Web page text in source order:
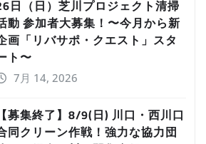
日（日）芝川プロジェクト清掃
動 参加者大募集！〜今月から新
画「リバサポ・クエスト」スタ
ト〜
7月 14, 2026
【募集終了】8/9(日) 川口・西川口
同クリーン作戦！強力な協力団